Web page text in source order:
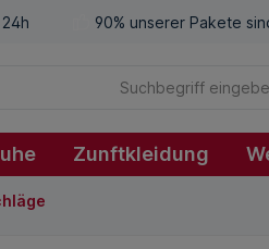
90% unserer Pakete
Zunftkleidung